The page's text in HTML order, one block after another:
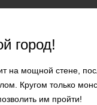
город!
на мощной стене,
Кругом только
им пройти!